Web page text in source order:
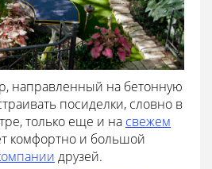
направленный на бетонную
посиделки, словно в
только еще и на свежем
комфортно и большой
друзей.